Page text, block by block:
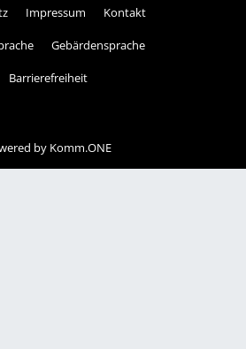
Impressum Kontakt
Gebärdensprache
Barrierefreiheit
by Komm.ONE